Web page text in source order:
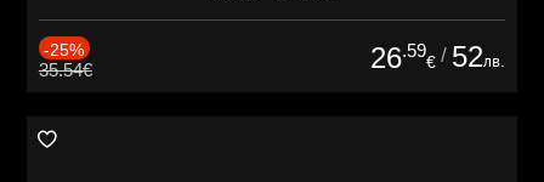
-25%
35.54€ 26.59
€ / 52лв.